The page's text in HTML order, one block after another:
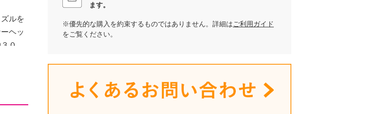
ルを
ヘッ
０
ます。
※優先的な購入を約束するものではありません。詳細は ご利用ガイド
をご覧ください。